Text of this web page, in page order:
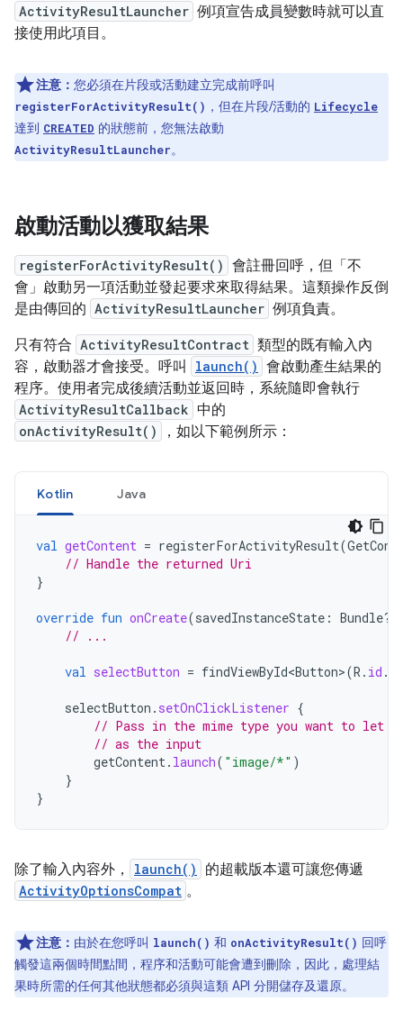
ActivityResultLauncher 例項宣告成員變數時就可以直
接使用此項目。
注意： 您必須在片段或活動建立完成前呼叫
registerForActivityResult() ，但在片段/活動的 Lifecycle
達到 CREATED 的狀態前，您無法啟動
ActivityResultLauncher。
啟動活動以獲取結果
registerForActivityResult() 會註冊回呼，但「不
會」 啟動另一項活動並發起要求來取得結果。這類操作反倒
是由傳回的 ActivityResultLauncher 例項負責。
只有符合 ActivityResultContract 類型的既有輸入內
容，啟動器才會接受。呼叫
launch() 會啟動產生結果的
程序。使用者完成後續活動並返回時，系統隨即會執行
ActivityResultCallback 中的
onActivityResult() ，如以下範例所示：
Kotlin Java
val getContent = registerForActivityResult(
// Handle the returned Uri
}
override fun onCreate(savedInstanceState : Bundle?)
// ...
val selectButton = findViewById<Button>(R . id .
selectButton . setOnClickListener {
// Pass in the mime type you want to let
// as the input
getContent. launch( "image/*" )
}
}
除了輸入內容外， launch() 的超載版本還可讓您傳遞
ActivityOptionsCompat 。
注意： 由於在您呼叫 launch() 和 onActivityResult() 回呼
觸發這兩個時間點間，程序和活動可能會遭到刪除，因此，處理結
果時所需的任何其他狀態都必須與這類 API 分開儲存及還原。